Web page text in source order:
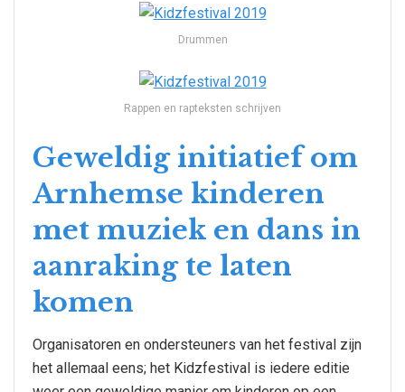
Drummen
Rappen en rapteksten schrijven
Geweldig initiatief om
Arnhemse kinderen
met muziek en dans in
aanraking te laten
komen
Organisatoren en ondersteuners van het festival zijn
het allemaal eens; het Kidzfestival is iedere editie